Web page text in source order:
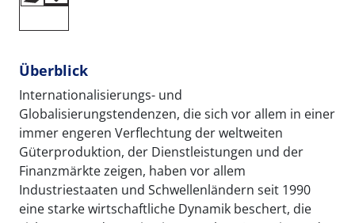
Überblick
Internationalisierungs- und
Globalisierungstendenzen, die sich vor allem in einer
immer engeren Verflechtung der weltweiten
Güterproduktion, der Dienstleistungen und der
Finanzmärkte zeigen, haben vor allem
Industriestaaten und Schwellenländern seit 1990
eine starke wirtschaftliche Dynamik beschert, die